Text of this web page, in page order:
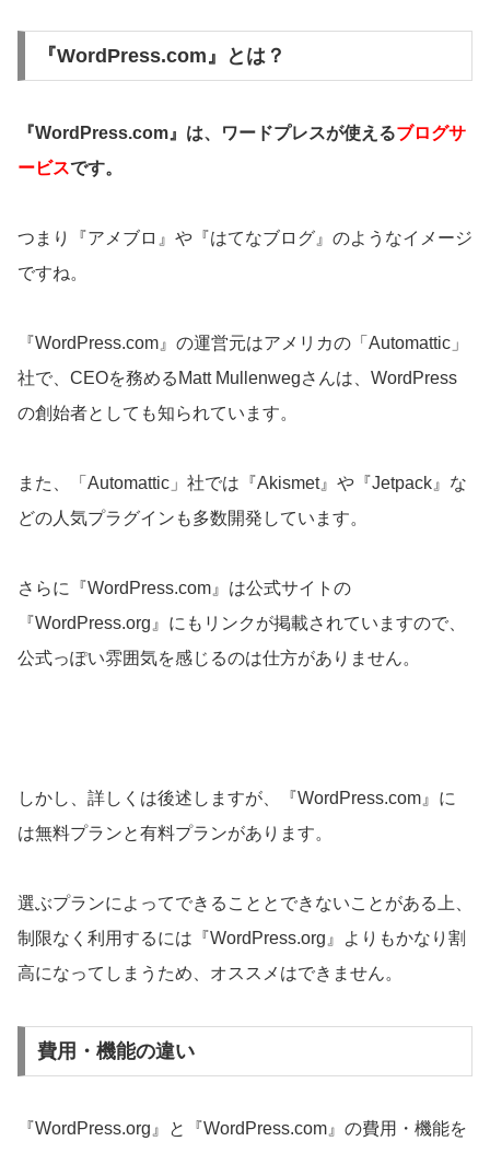
『WordPress.com』とは？
『WordPress.com』は、ワードプレスが使えるブログサ
ービスです。
つまり『アメブロ』や『はてなブログ』のようなイメージ
ですね。
『WordPress.com』の運営元はアメリカの「Automattic」
社で、CEOを務めるMatt Mullenwegさんは、WordPress
の創始者としても知られています。
また、「Automattic」社では『Akismet』や『Jetpack』な
どの人気プラグインも多数開発しています。
さらに『WordPress.com』は公式サイトの
『WordPress.org』にもリンクが掲載されていますので、
公式っぽい雰囲気を感じるのは仕方がありません。
しかし、詳しくは後述しますが、『WordPress.com』に
は無料プランと有料プランがあります。
選ぶプランによってできることとできないことがある上、
制限なく利用するには『WordPress.org』よりもかなり割
高になってしまうため、オススメはできません。
費用・機能の違い
『WordPress.org』と『WordPress.com』の費用・機能を